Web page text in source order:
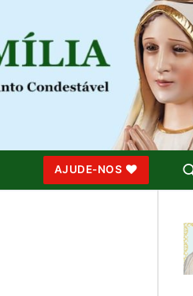
AJUDE-NOS